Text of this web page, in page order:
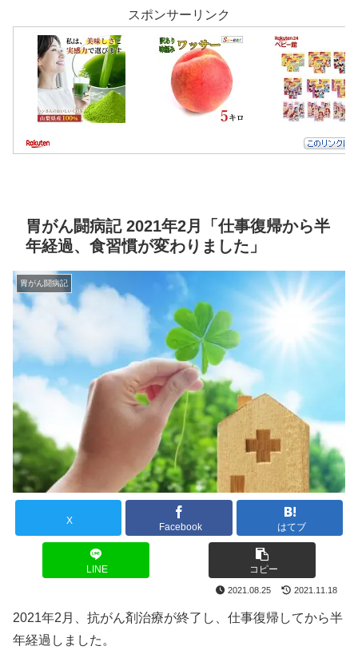
スポンサーリンク
胃がん闘病記 2021年2月「仕事復帰から半
年経過、食習慣が変わりました」
胃がん闘病記
X
Facebook はてブ
LINE コピー
2021.08.25 2021.11.18
2021年2月、抗がん剤治療が終了し、仕事復帰してから半
年経過しました。